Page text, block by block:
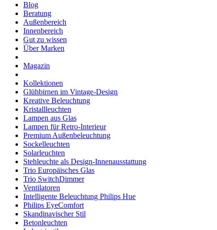
Blog
Beratung
Außenbereich
Innenbereich
Gut zu wissen
Über Marken
Magazin
Kollektionen
Glühbirnen im Vintage-Design
Kreative Beleuchtung
Kristallleuchten
Lampen aus Glas
Lampen für Retro-Interieur
Premium Außenbeleuchtung
Sockelleuchten
Solarleuchten
Stehleuchte als Design-Innenausstattung
Trio Europäisches Glas
Trio SwitchDimmer
Ventilatoren
Intelligente Beleuchtung Philips Hue
Philips EyeComfort
Skandinavischer Stil
Betonleuchten